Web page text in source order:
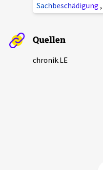
Veranstaltungen
Podcasts
Kontakt
Unterstützer_innen
Sachbeschädigung ,
Quellen
chronik.LE